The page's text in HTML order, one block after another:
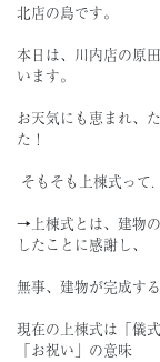
北店の島です。
本日は、川内店の原
います。
お天気にも恵まれ、
た！
そもそも上棟式って
→上棟式とは、建物
したことに感謝し、
無事、建物が完成す
現在の上棟式は「儀
「お祝い」の意味